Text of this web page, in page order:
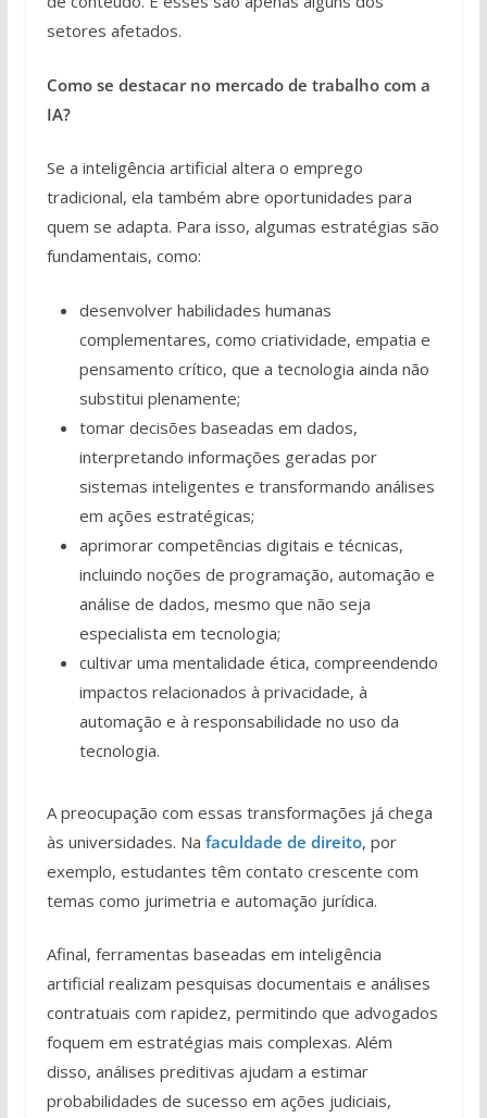
setores afetados.
Como se destacar no mercado de trabalho com a
IA?
Se a inteligência artificial altera o emprego
tradicional, ela também abre oportunidades para
quem se adapta. Para isso, algumas estratégias são
fundamentais, como:
desenvolver habilidades humanas
complementares, como criatividade, empatia e
pensamento crítico, que a tecnologia ainda não
substitui plenamente;
tomar decisões baseadas em dados,
interpretando informações geradas por
sistemas inteligentes e transformando análises
em ações estratégicas;
aprimorar competências digitais e técnicas,
incluindo noções de programação, automação e
análise de dados, mesmo que não seja
especialista em tecnologia;
cultivar uma mentalidade ética, compreendendo
impactos relacionados à privacidade, à
automação e à responsabilidade no uso da
tecnologia.
A preocupação com essas transformações já chega
às universidades. Na faculdade de direito, por
exemplo, estudantes têm contato crescente com
temas como jurimetria e automação jurídica.
Afinal, ferramentas baseadas em inteligência
artificial realizam pesquisas documentais e análises
contratuais com rapidez, permitindo que advogados
foquem em estratégias mais complexas. Além
disso, análises preditivas ajudam a estimar
probabilidades de sucesso em ações judiciais,